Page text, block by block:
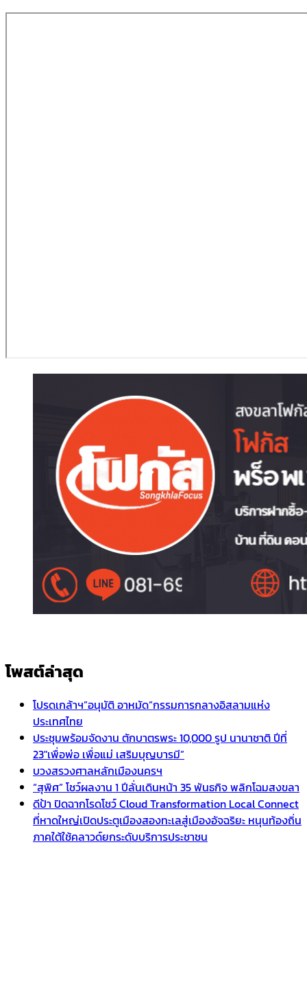
โพสต์ล่าสุด
โปรดเกล้าฯ”อนุมัติ อาหมัด”กรรมการกลางอิสลามแห่ง
ประเทศไทย
ประชุมพร้อมจัดงาน ตักบาตรพระ 10,000 รูป นานาชาติ ปีที่
23″เพื่อพ่อ เพื่อแม่ เสริมบุญบารมี”
บวงสรวงศาลหลักเมืองนครฯ
“สุพิศ” โชว์ผลงาน 1 ปีลั่นเดินหน้า 35 พันธกิจ พลิกโฉมสงขลา
ดีป้า ปิดฉากโรดโชว์ Cloud Transformation Local Connect
ที่หาดใหญ่เปิดประตูเมืองสองทะเลสู่เมืองอัจฉริยะ หนุนท้องถิ่น
ภาคใต้ใช้คลาวด์ยกระดับบริการประชาชน